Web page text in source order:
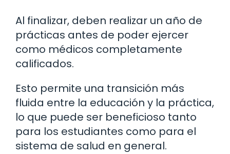
Al finalizar, deben realizar un año de
prácticas antes de poder ejercer
como médicos completamente
calificados.
Esto permite una transición más
fluida entre la educación y la práctica,
lo que puede ser beneficioso tanto
para los estudiantes como para el
sistema de salud en general.